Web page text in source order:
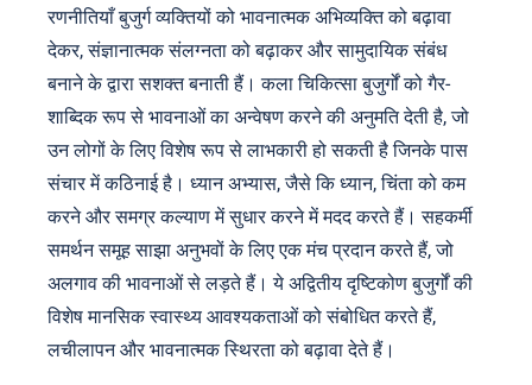
रणनीतियाँ बुजुर्ग व्यक्तियों को भावनात्मक अभिव्यक्ति को बढ़ावा
देकर, संज्ञानात्मक संलग्नता को बढ़ाकर और सामुदायिक संबंध
बनाने के द्वारा सशक्त बनाती हैं। कला चिकित्सा बुजुर्गों को गैर-
शाब्दिक रूप से भावनाओं का अन्वेषण करने की अनुमति देती है, जो
उन लोगों के लिए विशेष रूप से लाभकारी हो सकती है जिनके पास
संचार में कठिनाई है। ध्यान अभ्यास, जैसे कि ध्यान, चिंता को कम
करने और समग्र कल्याण में सुधार करने में मदद करते हैं। सहकर्मी
समर्थन समूह साझा अनुभवों के लिए एक मंच प्रदान करते हैं, जो
अलगाव की भावनाओं से लड़ते हैं। ये अद्वितीय दृष्टिकोण बुजुर्गों की
विशेष मानसिक स्वास्थ्य आवश्यकताओं को संबोधित करते हैं,
लचीलापन और भावनात्मक स्थिरता को बढ़ावा देते हैं।